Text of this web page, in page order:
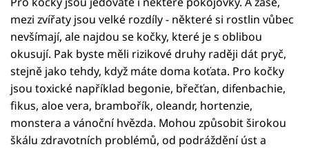
mezi zvířaty jsou velké rozdíly - některé si rostlin vůbec
nevšímají, ale najdou se kočky, které je s oblibou
okusují. Pak byste měli rizikové druhy raději dát pryč,
stejně jako tehdy, když máte doma koťata. Pro kočky
jsou toxické například begonie, břečťan, difenbachie,
fikus, aloe vera, brambořík, oleandr, hortenzie,
monstera a vánoční hvězda. Mohou způsobit širokou
škálu zdravotních problémů, od podráždění úst a